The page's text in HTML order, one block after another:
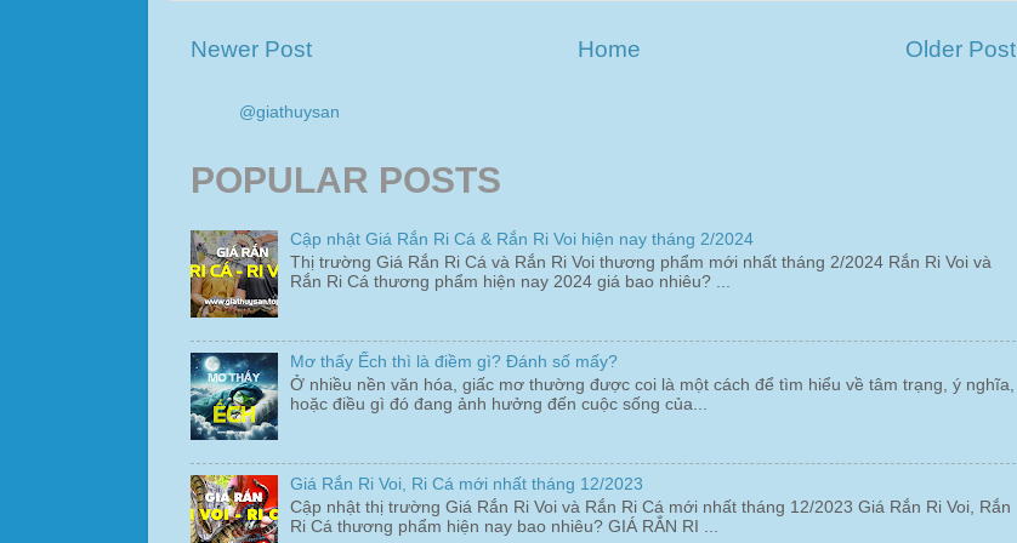
Newer Post Older Post
Home
@giathuysan
POPULAR POSTS
Cập nhật Giá Rắn Ri Cá & Rắn Ri Voi hiện nay tháng 2/2024
Thị trường Giá Rắn Ri Cá và Rắn Ri Voi thương phẩm mới nhất tháng 2/2024 Rắn Ri Voi và
Rắn Ri Cá thương phẩm hiện nay 2024 giá bao nhiêu? ...
Mơ thấy Ếch thì là điềm gì? Đánh số mấy?
Ở nhiều nền văn hóa, giấc mơ thường được coi là một cách để tìm hiểu về tâm trạng, ý nghĩa,
hoặc điều gì đó đang ảnh hưởng đến cuộc sống của...
Giá Rắn Ri Voi, Ri Cá mới nhất tháng 12/2023
Cập nhật thị trường Giá Rắn Ri Voi và Rắn Ri Cá mới nhất tháng 12/2023 Giá Rắn Ri Voi, Rắn
Ri Cá thương phẩm hiện nay bao nhiêu? GIÁ RẮN RI ...